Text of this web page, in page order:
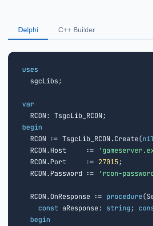
Delphi C++ Builder
uses
sgcLibs;
var
begin
RCON := TsgcLib_RCON.Create(
  RCON.Host     :=
  RCON.Port     :=
27015 ;
  RCON.Password :=
'rcon-
  RCON.OnResponse :=
procedure
const aResponse: string ;
begin